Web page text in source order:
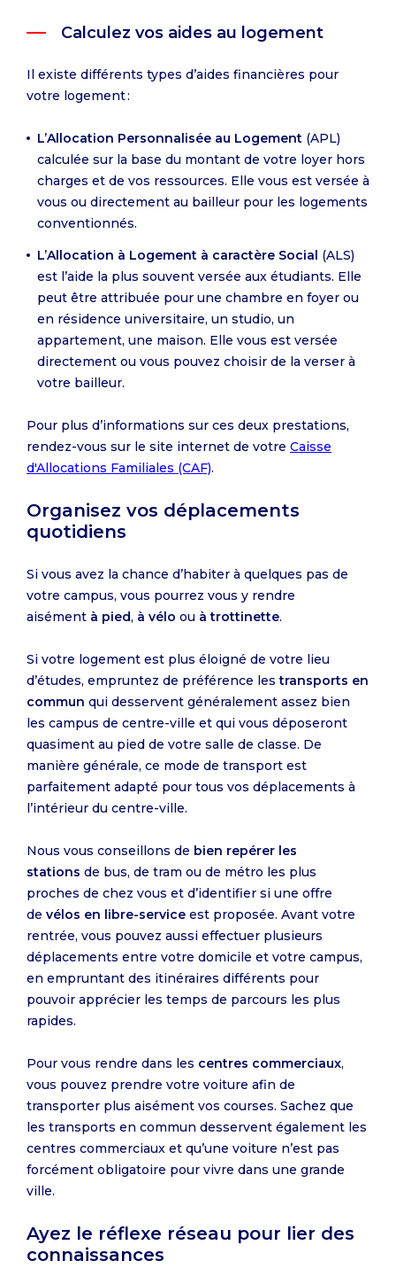
Calculez vos aides au logement
Il existe différents types d’aides financières pour
votre logement :
L’Allocation Personnalisée au Logement (APL)
calculée sur la base du montant de votre loyer hors
charges et de vos ressources. Elle vous est versée à
vous ou directement au bailleur pour les logements
conventionnés.
L’Allocation à Logement à caractère Social (ALS)
est l’aide la plus souvent versée aux étudiants. Elle
peut être attribuée pour une chambre en foyer ou
en résidence universitaire, un studio, un
appartement, une maison. Elle vous est versée
directement ou vous pouvez choisir de la verser à
votre bailleur.
Pour plus d’informations sur ces deux prestations,
rendez-vous sur le site internet de votre Caisse
d'Allocations Familiales (CAF).
Organisez vos déplacements
quotidiens
Si vous avez la chance d’habiter à quelques pas de
votre campus, vous pourrez vous y rendre
aisément à pied, à vélo ou à trottinette.
Si votre logement est plus éloigné de votre lieu
d’études, empruntez de préférence lestransports en
commun qui desservent généralement assez bien
les campus de centre-ville et qui vous déposeront
quasiment au pied de votre salle de classe. De
manière générale, ce mode de transport est
parfaitement adapté pour tous vos déplacements à
l’intérieur du centre-ville.
Nous vous conseillons de bien repérer les
stations de bus, de tram ou de métro les plus
proches de chez vous et d’identifier si une offre
de vélos en libre-service est proposée. Avant votre
rentrée, vous pouvez aussi effectuer plusieurs
déplacements entre votre domicile et votre campus,
en empruntant des itinéraires différents pour
pouvoir apprécier les temps de parcours les plus
rapides.
Pour vous rendre dans les centres commerciaux,
vous pouvez prendre votre voiture afin de
transporter plus aisément vos courses. Sachez que
les transports en commun desservent également les
centres commerciaux et qu’une voiture n’est pas
forcément obligatoire pour vivre dans une grande
ville.
Ayez le réflexe réseau pour lier des
connaissances